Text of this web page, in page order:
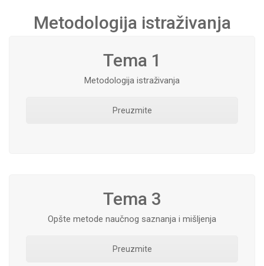
Metodologija istraživanja
Tema 1
Metodologija istraživanja
Preuzmite
Tema 3
Opšte metode naučnog saznanja i mišljenja
Preuzmite